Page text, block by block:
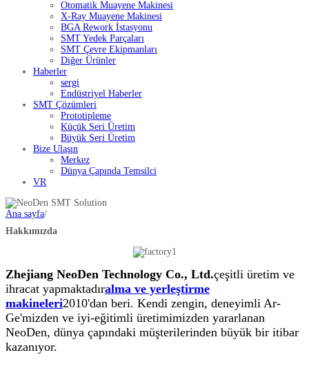
Otomatik Muayene Makinesi
X-Ray Muayene Makinesi
BGA Rework İstasyonu
SMT Yedek Parçaları
SMT Çevre Ekipmanları
Diğer Ürünler
Haberler
sergi
Endüstriyel Haberler
SMT Çözümleri
Prototipleme
Küçük Seri Üretim
Büyük Seri Üretim
Bize Ulaşın
Merkez
Dünya Çapında Temsilci
VR
Ana sayfa/
Hakkımızda
Zhejiang NeoDen Technology Co., Ltd.çeşitli üretim ve
ihracat yapmaktadıralma ve yerleştirme
makineleri2010'dan beri. Kendi zengin, deneyimli Ar-
Ge'mizden ve iyi-eğitimli üretimimizden yararlanan
NeoDen, dünya çapındaki müşterilerinden büyük bir itibar
kazanıyor.